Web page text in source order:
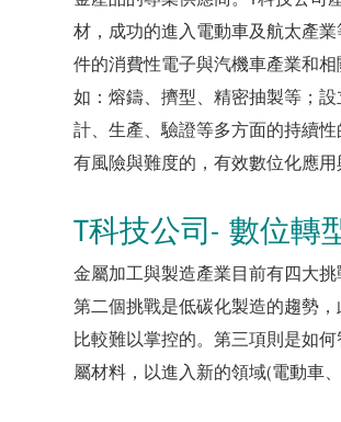
材，成功的進入電動車及航太產
件的消費性電子與汽機車產業和
如：熔鑄、擠型、精密抽製等；
計、生產、驗證等多方面的持續
有風險與難度的，有效數位化應
T科技公司- 數位轉
金屬加工與製造產業目前有四大
第二個挑戰是低碳化製造的趨勢
比較難以掌控的。第三項則是如
屬材料，以進入新的領域(電動車